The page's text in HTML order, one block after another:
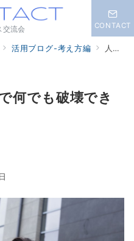
交流会 CONTACT
活用ブログ-考え方編 人間関係から商談まで何でも破壊できる【魔法の言葉】
何でも破壊でき